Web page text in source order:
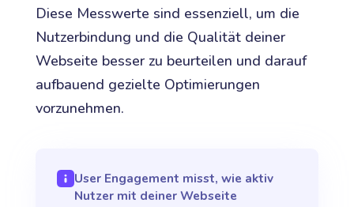
Diese Messwerte sind essenziell, um die
Nutzerbindung und die Qualität deiner
Webseite besser zu beurteilen und darauf
aufbauend gezielte Optimierungen
vorzunehmen.
User Engagement misst, wie aktiv
Nutzer mit deiner Webseite